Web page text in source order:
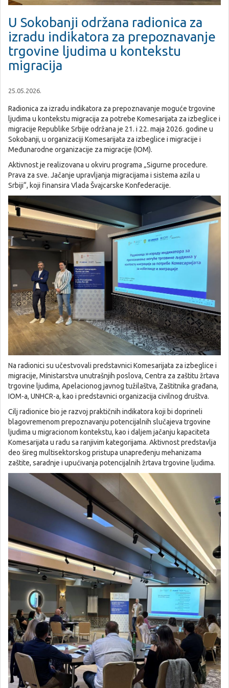
U Sokobanji održana radionica za
izradu indikatora za prepoznavanje
trgovine ljudima u kontekstu
migracija
25.05.2026.
Radionica za izradu indikatora za prepoznavanje moguće trgovine
ljudima u kontekstu migracija za potrebe Komesarijata za izbeglice i
migracije Republike Srbije održana je 21. i 22. maja 2026. godine u
Sokobanji, u organizaciji Komesarijata za izbeglice i migracije i
Međunarodne organizacije za migracije (IOM).
Aktivnost je realizovana u okviru programa „Sigurne procedure.
Prava za sve. Jačanje upravljanja migracijama i sistema azila u
Srbiji“, koji finansira Vlada Švajcarske Konfederacije.
Na radionici su učestvovali predstavnici Komesarijata za izbeglice i
migracije, Ministarstva unutrašnjih poslova, Centra za zaštitu žrtava
trgovine ljudima, Apelacionog javnog tužilaštva, Zaštitnika građana,
IOM-a, UNHCR-a, kao i predstavnici organizacija civilnog društva.
Cilj radionice bio je razvoj praktičnih indikatora koji bi doprineli
blagovremenom prepoznavanju potencijalnih slučajeva trgovine
ljudima u migracionom kontekstu, kao i daljem jačanju kapaciteta
Komesarijata u radu sa ranjivim kategorijama. Aktivnost predstavlja
deo šireg multisektorskog pristupa unapređenju mehanizama
zaštite, saradnje i upućivanja potencijalnih žrtava trgovine ljudima.